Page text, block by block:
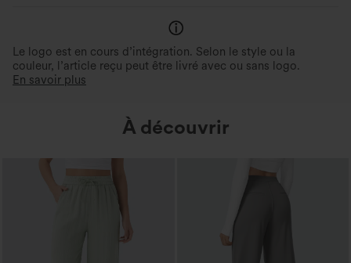
Le logo est en cours d’intégration. Selon le style ou la
couleur, l’article reçu peut être livré avec ou sans logo.
En savoir plus
À découvrir